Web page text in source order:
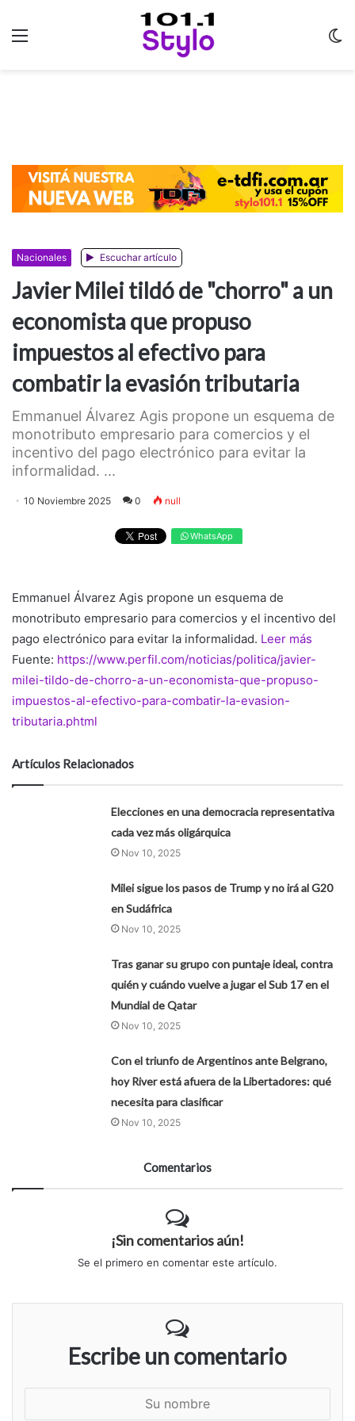
Nacionales Escuchar artículo
Javier Milei tildó de "chorro" a un
economista que propuso
impuestos al efectivo para
combatir la evasión tributaria
Emmanuel Álvarez Agis propone un esquema de
monotributo empresario para comercios y el
incentivo del pago electrónico para evitar la
informalidad. ...
10 Noviembre 2025 0 null
WhatsApp
Emmanuel Álvarez Agis propone un esquema de
monotributo empresario para comercios y el incentivo del
pago electrónico para evitar la informalidad. Leer más
Fuente: https://www.perfil.com/noticias/politica/javier-
milei-tildo-de-chorro-a-un-economista-que-propuso-
impuestos-al-efectivo-para-combatir-la-evasion-
tributaria.phtml
Artículos Relacionados
Elecciones en una democracia representativa
cada vez más oligárquica
Nov 10, 2025
Milei sigue los pasos de Trump y no irá al G20
en Sudáfrica
Nov 10, 2025
Tras ganar su grupo con puntaje ideal, contra
quién y cuándo vuelve a jugar el Sub 17 en el
Mundial de Qatar
Nov 10, 2025
Con el triunfo de Argentinos ante Belgrano,
hoy River está afuera de la Libertadores: qué
necesita para clasificar
Nov 10, 2025
Comentarios
¡Sin comentarios aún!
Se el primero en comentar este artículo.
Escribe un comentario